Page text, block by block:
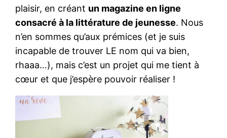
plaisir, en créant un magazine en ligne
consacré à la littérature de jeunesse. Nous
n’en sommes qu’aux prémices (et je suis
incapable de trouver LE nom qui va bien,
rhaaa…), mais c’est un projet qui me tient à
cœur et que j’espère pouvoir réaliser !